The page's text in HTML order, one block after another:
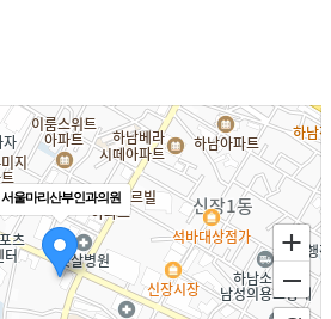
서울마리산부인과의원